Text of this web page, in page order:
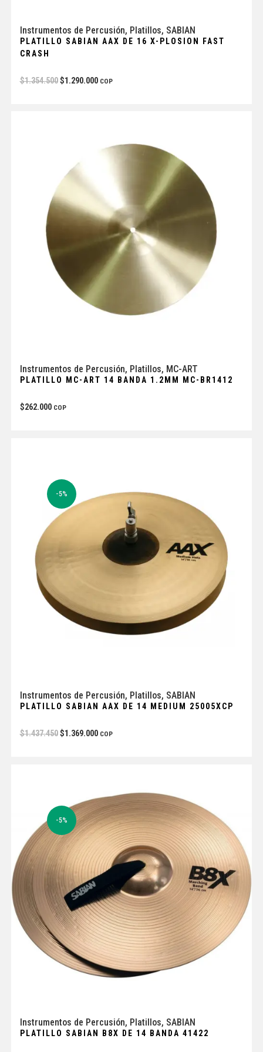
Instrumentos de Percusión, Platillos, SABIAN
PLATILLO SABIAN AAX DE 16 X-PLOSION FAST
CRASH
$1.354.500 $1.290.000 COP
Instrumentos de Percusión, Platillos, MC-ART
PLATILLO MC-ART 14 BANDA 1.2MM MC-BR1412
$262.000 COP
-5%
Instrumentos de Percusión, Platillos, SABIAN
PLATILLO SABIAN AAX DE 14 MEDIUM 25005XCP
$1.437.450 $1.369.000 COP
-5%
Instrumentos de Percusión, Platillos, SABIAN
PLATILLO SABIAN B8X DE 14 BANDA 41422